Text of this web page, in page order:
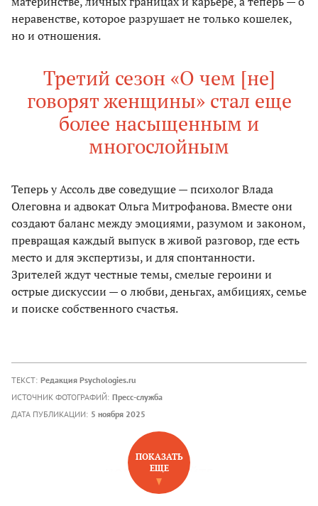
неравенстве, которое разрушает не только кошелек,
но и отношения.
Третий сезон «О чем [не]
говорят женщины» стал еще
более насыщенным и
многослойным
Теперь у Ассоль две соведущие — психолог Влада
Олеговна и адвокат Ольга Митрофанова. Вместе они
создают баланс между эмоциями, разумом и законом,
превращая каждый выпуск в живой разговор, где есть
место и для экспертизы, и для спонтанности.
Зрителей ждут честные темы, смелые героини и
острые дискуссии — о любви, деньгах, амбициях, семье
и поиске собственного счастья.
ТЕКСТ: Редакция Psychologies.ru
ИСТОЧНИК ФОТОГРАФИЙ: Пресс-служба
ДАТА ПУБЛИКАЦИИ: 5 ноября 2025
НОВОЕ НА САЙТЕ
ПОКАЗАТЬ
ЕЩЕ